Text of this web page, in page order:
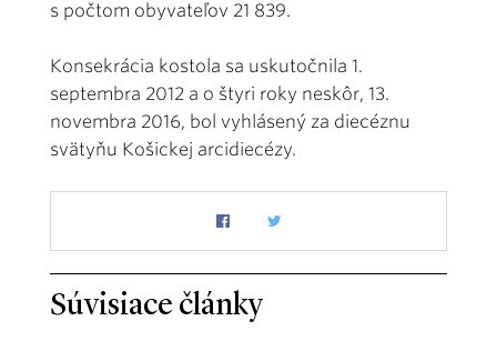
s počtom obyvateľov 21 839.
Konsekrácia kostola sa uskutočnila 1.
septembra 2012 a o štyri roky neskôr, 13.
novembra 2016, bol vyhlásený za diecéznu
svätyňu Košickej arcidiecézy.
Súvisiace články